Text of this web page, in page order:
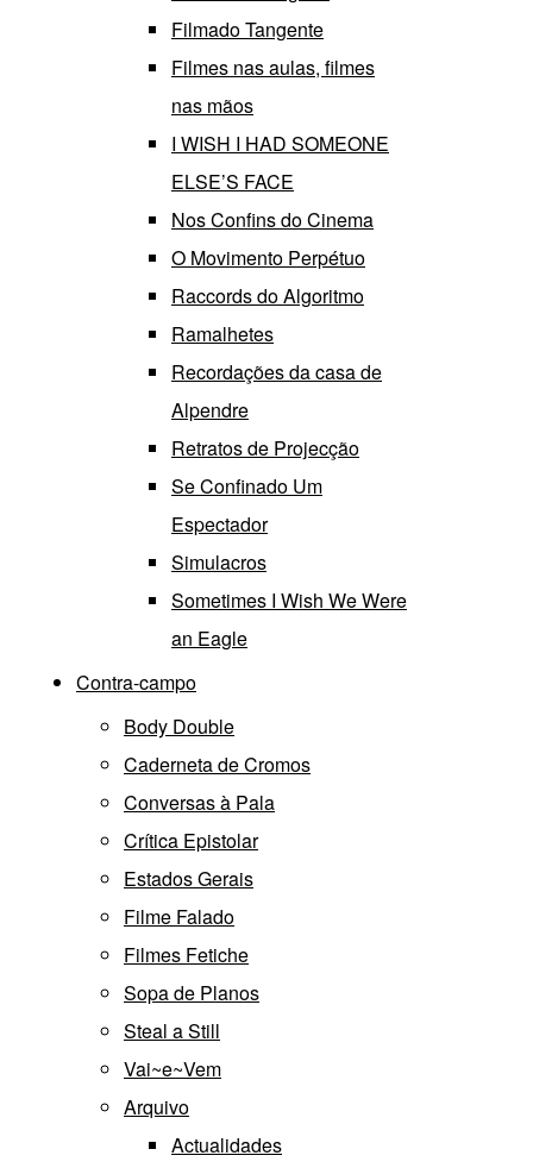
Filmado Tangente
Filmes nas aulas, filmes
nas mãos
I WISH I HAD SOMEONE
ELSE’S FACE
Nos Confins do Cinema
O Movimento Perpétuo
Raccords do Algoritmo
Ramalhetes
Recordações da casa de
Alpendre
Retratos de Projecção
Se Confinado Um
Espectador
Simulacros
Sometimes I Wish We Were
an Eagle
Contra-campo
Body Double
Caderneta de Cromos
Conversas à Pala
Crítica Epistolar
Estados Gerais
Filme Falado
Filmes Fetiche
Sopa de Planos
Steal a Still
Vai~e~Vem
Arquivo
Actualidades